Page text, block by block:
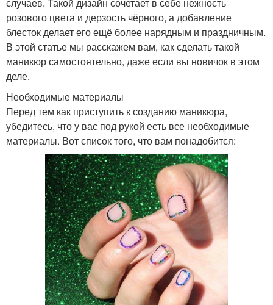
случаев. Такой дизайн сочетает в себе нежность
розового цвета и дерзость чёрного, а добавление
блесток делает его ещё более нарядным и праздничным.
В этой статье мы расскажем вам, как сделать такой
маникюр самостоятельно, даже если вы новичок в этом
деле.
Необходимые материалы
Перед тем как приступить к созданию маникюра,
убедитесь, что у вас под рукой есть все необходимые
материалы. Вот список того, что вам понадобится: